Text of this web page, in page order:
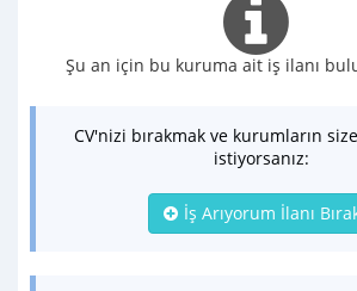
Şu an için bu kuruma ait iş ilanı
CV'nizi bırakmak ve kurumların
istiyorsanız:
İş Arıyorum İlanı